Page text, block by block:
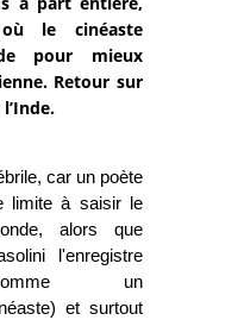
le cinéaste
pour mieux
Retour sur
car un poète
limite à saisir le
alors que
l'enregistre
un
et surtout